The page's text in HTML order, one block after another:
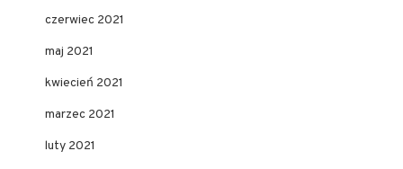
czerwiec 2021
maj 2021
kwiecień 2021
marzec 2021
luty 2021